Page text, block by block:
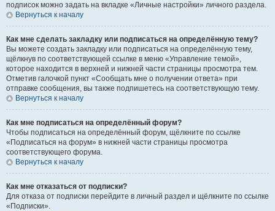
подписок можно задать на вкладке «Личные настройки» личного раздела.
Вернуться к началу
Как мне сделать закладку или подписаться на определённую тему?
Вы можете создать закладку или подписаться на определённую тему,
щёлкнув по соответствующей ссылке в меню «Управление темой»,
которое находится в верхней и нижней части страницы просмотра тем.
Отметив галочкой пункт «Сообщать мне о получении ответа» при
отправке сообщения, вы также подпишетесь на соответствующую тему.
Вернуться к началу
Как мне подписаться на определённый форум?
Чтобы подписаться на определённый форум, щёлкните по ссылке
«Подписаться на форум» в нижней части страницы просмотра
соответствующего форума.
Вернуться к началу
Как мне отказаться от подписки?
Для отказа от подписки перейдите в личный раздел и щёлкните по ссылке
«Подписки».